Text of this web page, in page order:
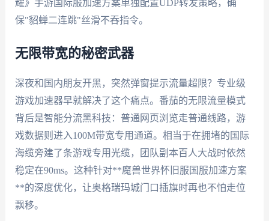
耀》手游国际服加速方案单独配置UDP转发策略，确
保"貂蝉二连跳"丝滑不吞指令。
无限带宽的秘密武器
深夜和国内朋友开黑，突然弹窗提示流量超限？专业级
游戏加速器早就解决了这个痛点。番茄的无限流量模式
背后是智能分流黑科技：普通网页浏览走普通线路，游
戏数据则进入100M带宽专用通道。相当于在拥堵的国际
海缆旁建了条游戏专用光缆，团队副本百人大战时依然
稳定在90ms。这种针对**魔兽世界怀旧服国服加速方案
**的深度优化，让奥格瑞玛城门口插旗时再也不怕走位
飘移。